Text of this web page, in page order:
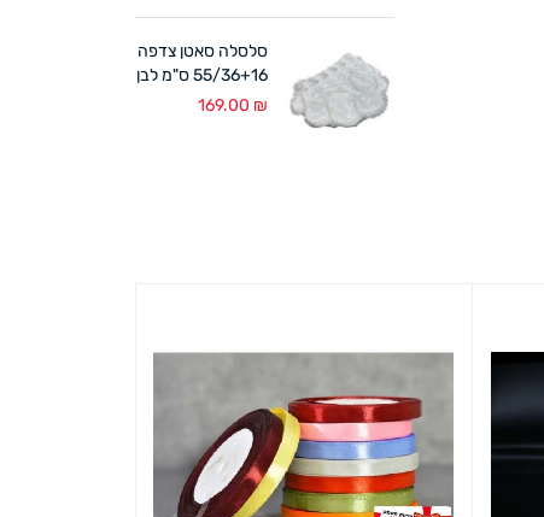
סלסלה סאטן צדפה
55/36+16 ס"מ לבן
169.00 ₪